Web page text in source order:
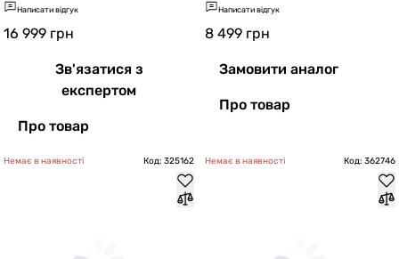
Написати відгук
16 999 грн
Зв'язатися з
експертом
Про товар
Написати відгук
8 499 грн
Замовити аналог
Про товар
Немає в наявності Код: 325162 Немає в наявності Код: 362746